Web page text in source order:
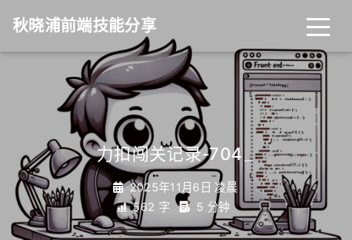
秋晓浦前端技能分享
力扣闯关记录-704 _
2025年11月6日 凌晨
562 字
5 分钟